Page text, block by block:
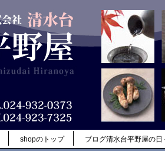
shopのトップ ブログ清水台平野屋の日